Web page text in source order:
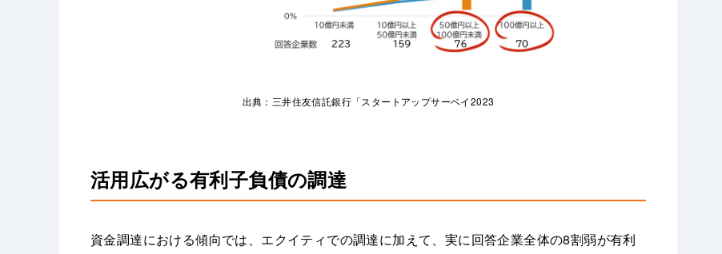
出典：三井住友信託銀行「スタートアップサーベイ2023
活用広がる有利子負債の調達
資金調達における傾向では、エクイティでの調達に加えて、実に回答企業全体の8割弱が有利